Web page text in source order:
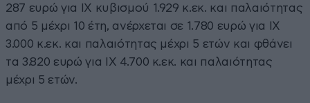
287 ευρώ για ΙΧ κυβισμού 1.929 κ.εκ. και παλαιότητας
από 5 μέχρι 10 έτη, ανέρχεται σε 1.780 ευρώ για ΙΧ
3.000 κ.εκ. και παλαιότητας μέχρι 5 ετών και φθάνει
τα 3.820 ευρώ για ΙΧ 4.700 κ.εκ. και παλαιότητας
μέχρι 5 ετών.